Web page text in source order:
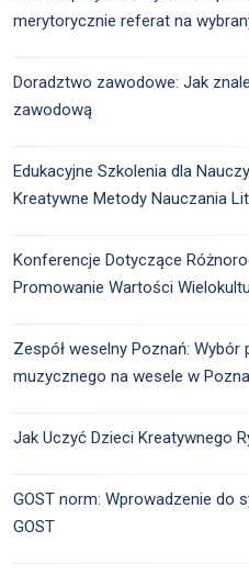
merytorycznie referat na
Doradztwo zawodowe: Jak
zawodową
Edukacyjne Szkolenia dla
Kreatywne Metody Nauczania
Konferencje Dotyczące
Promowanie Wartości
Zespół weselny Poznań:
muzycznego na wesele w
Jak Uczyć Dzieci Kreatywnego
GOST norm: Wprowadzenie do
GOST